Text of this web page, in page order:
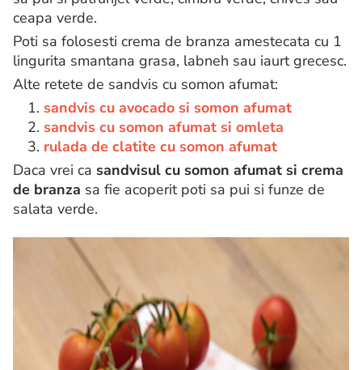
ceapa verde.
Poti sa folosesti crema de branza amestecata cu 1
lingurita smantana grasa, labneh sau iaurt grecesc.
Alte retete de sandvis cu somon afumat:
1. sandvis cu avocado si somon afumat
2. sandvis cu somon afumat si omleta
3. rulada de clatite cu somon afumat
Daca vrei ca sandvisul cu somon afumat si crema
de branza sa fie acoperit poti sa pui si funze de
salata verde.